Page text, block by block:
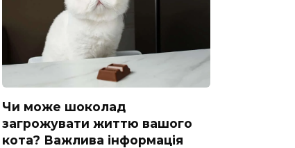
Чи може шоколад
загрожувати життю вашого
кота? Важлива інформація